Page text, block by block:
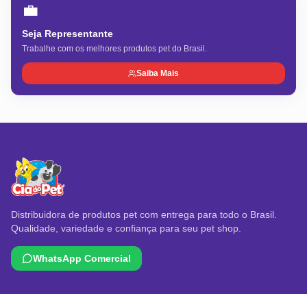
💼
Seja Representante
Trabalhe com os melhores produtos pet do Brasil.
Saiba Mais
Distribuidora de produtos pet com entrega para todo o Brasil.
Qualidade, variedade e confiança para seu pet shop.
WhatsApp Comercial